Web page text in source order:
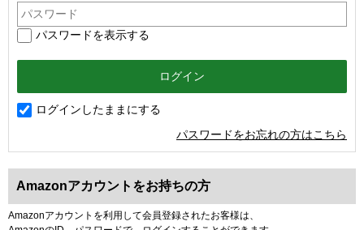
パスワードを表示する
ログインしたままにする
パスワードをお忘れの方はこちら
Amazonアカウントをお持ちの方
Amazonアカウントを利用して会員登録されたお客様は、